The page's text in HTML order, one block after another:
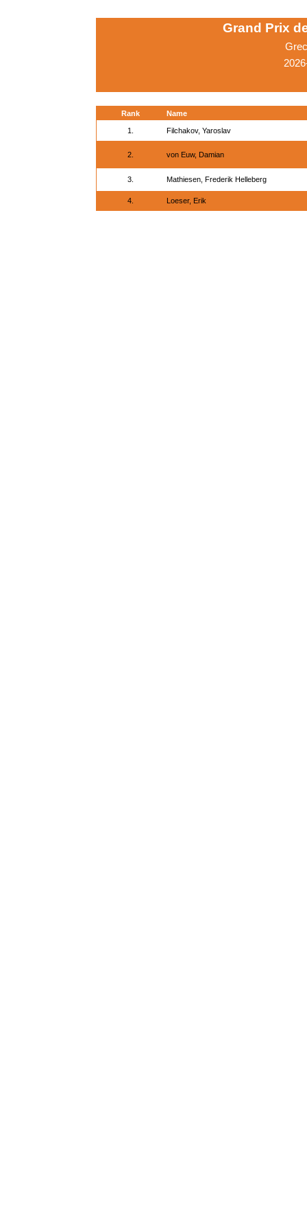
Grand Prix
Rank Name
1. Filchakov, Yaroslav
2. von Euw, Damian
3. Mathiesen, Frederik Helleberg
4. Loeser, Erik